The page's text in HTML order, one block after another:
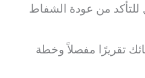
للتأكد من عودة الشفاط
تقريرًا مفصلاً وخطة